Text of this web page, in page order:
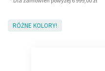
RÓŻNE KOLORY!